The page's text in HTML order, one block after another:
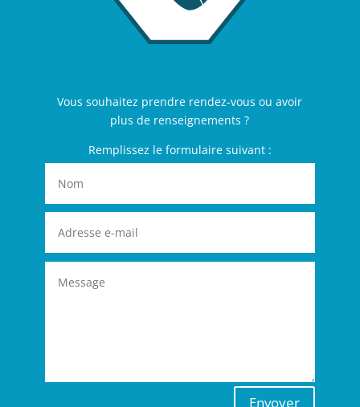
Vous souhaitez prendre rendez-vous ou avoir
plus de renseignements ?
Remplissez le formulaire suivant :
Envoyer